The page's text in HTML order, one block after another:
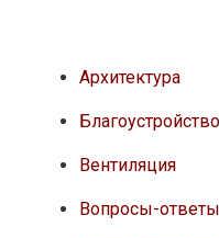
Архитектура
Благоустройство
Вентиляция
Вопросы-ответы